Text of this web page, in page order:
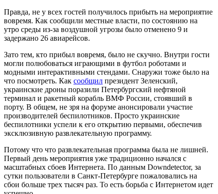
Правда, не у всех гостей получилось прибыть на мероприятие
вовремя. Как сообщили местные власти, по состоянию на
утро среды из-за воздушной угрозы было отменено 9 и
задержано 26 авиарейсов.
Зато тем, кто прибыл вовремя, было не скучно. Внутри гости
могли полюбоваться играющими в футбол роботами и
модными интерактивными стендами. Снаружи тоже было на
что посмотреть. Как сообщил президент Зеленский,
украинские дроны поразили Петербургский нефтяной
терминал и ракетный корабль ВМФ России, стоявший в
порту. В общем, не зря на форуме анонсировали участие
производителей беспилотников. Просто украинские
беспилотники успели к его открытию первыми, обеспечив
эксклюзивную развлекательную программу.
Потому что что развлекательная программа была не лишней.
Первый день мероприятия уже традиционно начался с
масштабных сбоев Интернета. По данным Downdetector, за
сутки пользователи в Санкт-Петербурге пожаловались на
сбои больше трех тысяч раз. То есть борьба с Интернетом идет